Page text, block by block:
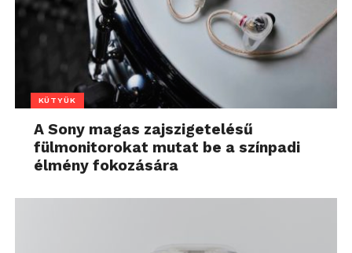
KÜTYÜK
A Sony magas zajszigetelésű
fülmonitorokat mutat be a színpadi
élmény fokozására